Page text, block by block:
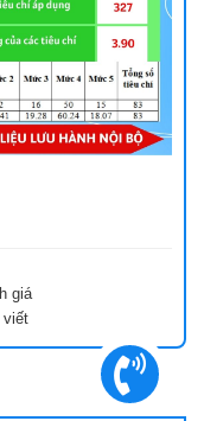
giá
viết